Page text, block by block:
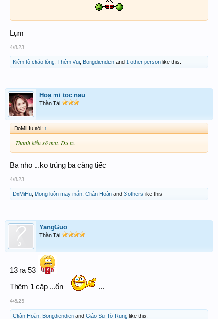
Lụm
4/8/23
Kiếm tô cháo lòng Thêm Vui Bongdiendien and 1 other person like this.
Hoạ mi toc nau
Thần Tài
DoMiHu nói: ↑
Thanh kiều sô mat. Du tu.
Ba nho ...ko trúng ba càng tiếc
4/8/23
DoMiHu Mong luôn may mắn Chân Hoàn and 3 others like this.
YangGuo
Thần Tài
13 ra 53
Thêm 1 cặp ...ổn ...
4/8/23
Chân Hoàn Bongdiendien and Giáo Sư Tờ Rung like this.